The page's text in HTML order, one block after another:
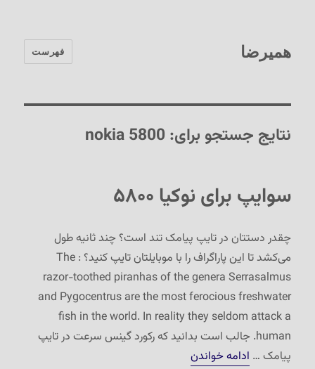
همیرضا فهرست
نتایج جستجو برای: nokia 5800
سوایپ برای نوکیا ۵۸۰۰
چقدر دستتان در تایپ پیامک تند است؟ چند ثانیه طول
می‌کشد تا این پاراگراف را با موبایلتان تایپ کنید؟ : The
razor-toothed piranhas of the genera Serrasalmus
and Pygocentrus are the most ferocious freshwater
fish in the world. In reality they seldom attack a
human. جالب است بدانید که رکورد گینس سرعت در تایپ
پیامک … ادامه خواندن“سوایپ برای نوکیا ۵۸۰۰”